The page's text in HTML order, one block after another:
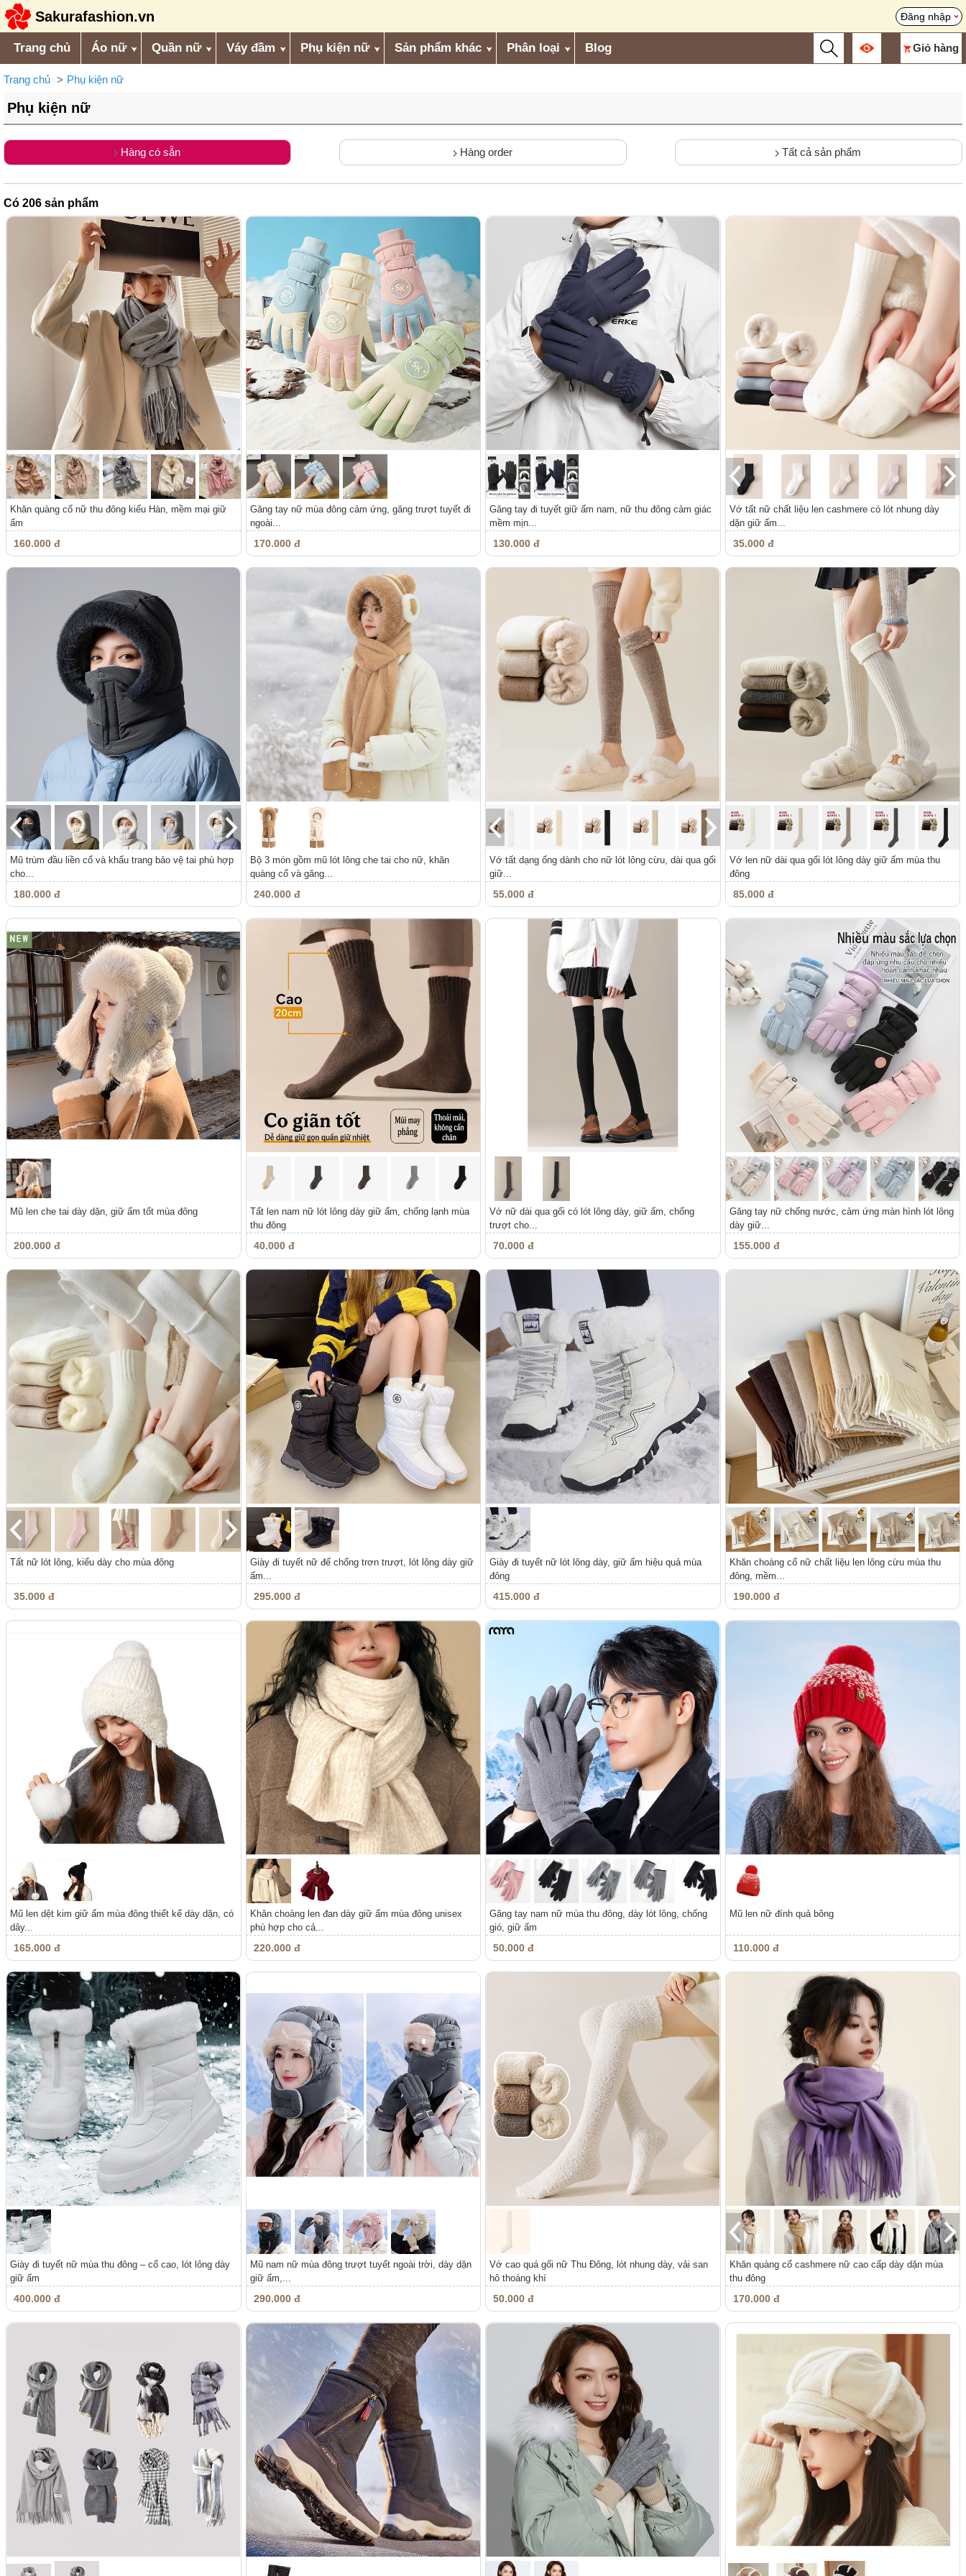
Sakurafashion.vn Đăng nhập
Trang chủ Áo nữ Quần nữ Váy đầm Phụ kiện nữ Sản phẩm khác Phân loại Blog Giỏ hàng
Trang chủ Phụ kiện nữ
Phụ kiện nữ
Hàng có sẵn Hàng order Tất cả sản phẩm
Có 206 sản phẩm
Khăn quàng cổ nữ thu đông kiểu Hàn, mềm mại giữ
ấm
160.000 đ
Găng tay nữ mùa đông cảm ứng, găng trượt tuyết đi
ngoài...
170.000 đ
Găng tay đi tuyết giữ ấm nam, nữ thu đông cảm giác
mềm mịn...
130.000 đ
Vớ tất nữ chất liệu len cashmere có lót nhung dày
dặn giữ ấm...
35.000 đ
Mũ trùm đầu liền cổ và khẩu trang bảo vệ tai phù hợp
cho...
180.000 đ
Bộ 3 món gồm mũ lót lông che tai cho nữ, khăn
quàng cổ và găng...
240.000 đ
Vớ tất dạng ống dành cho nữ lót lông cừu, dài qua gối
giữ...
55.000 đ
Vớ len nữ dài qua gối lót lông dày giữ ấm mùa thu
đông
85.000 đ
Mũ len che tai dày dặn, giữ ấm tốt mùa đông
200.000 đ
Tất len nam nữ lót lông dày giữ ấm, chống lạnh mùa
thu đông
40.000 đ
Vớ nữ dài qua gối có lót lông dày, giữ ấm, chống
trượt cho...
70.000 đ
Găng tay nữ chống nước, cảm ứng màn hình lót lông
dày giữ...
155.000 đ
Tất nữ lót lông, kiểu dày cho mùa đông
35.000 đ
Giày đi tuyết nữ đế chống trơn trượt, lót lông dày giữ
ấm...
295.000 đ
Giày đi tuyết nữ lót lông dày, giữ ấm hiệu quả mùa
đông
415.000 đ
Khăn choàng cổ nữ chất liệu len lông cừu mùa thu
đông, mềm...
190.000 đ
Mũ len dệt kim giữ ấm mùa đông thiết kế dày dặn, có
dây...
165.000 đ
Khăn choàng len đan dày giữ ấm mùa đông unisex
phù hợp cho cả...
220.000 đ
Găng tay nam nữ mùa thu đông, dày lót lông, chống
gió, giữ ấm
50.000 đ
Mũ len nữ đính quả bông
110.000 đ
Giày đi tuyết nữ mùa thu đông – cổ cao, lót lông dày
giữ ấm
400.000 đ
Mũ nam nữ mùa đông trượt tuyết ngoài trời, dày dặn
giữ ấm,...
290.000 đ
Vớ cao quá gối nữ Thu Đông, lót nhung dày, vải san
hô thoáng khí
50.000 đ
Khăn quàng cổ cashmere nữ cao cấp dày dặn mùa
thu đông
170.000 đ